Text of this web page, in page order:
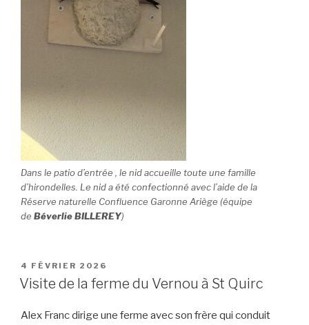
Dans le patio d’entrée , le nid accueille toute une famille
d’hirondelles. Le nid a été confectionné avec l’aide de la
Réserve naturelle Confluence Garonne Ariège (équipe
de Béverlie BILLEREY)
PUBLIÉ
LE
4 FÉVRIER 2026
Visite de la ferme du Vernou à St Quirc
Alex Franc dirige une ferme avec son frère qui conduit